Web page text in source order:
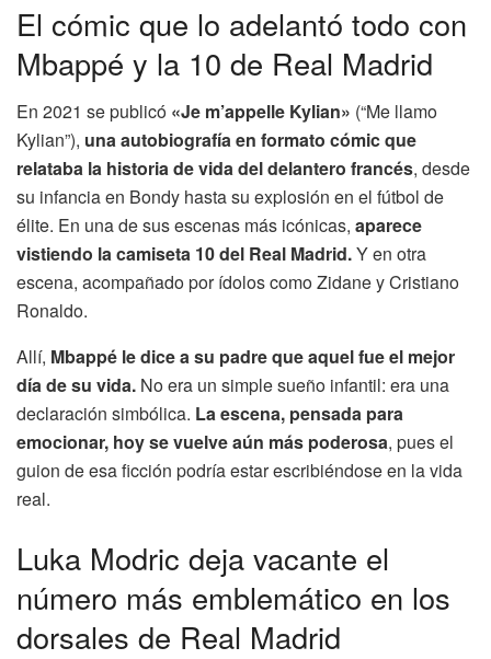
El cómic que lo adelantó todo con
Mbappé y la 10 de Real Madrid
En 2021 se publicó «Je m’appelle Kylian» (“Me llamo
Kylian”), una autobiografía en formato cómic que
relataba la historia de vida del delantero francés, desde
su infancia en Bondy hasta su explosión en el fútbol de
élite. En una de sus escenas más icónicas, aparece
vistiendo la camiseta 10 del Real Madrid.Y en otra
escena, acompañado por ídolos como Zidane y Cristiano
Ronaldo.
Allí, Mbappé le dice a su padre que aquel fue el mejor
día de su vida. No era un simple sueño infantil: era una
declaración simbólica. La escena, pensada para
emocionar, hoy se vuelve aún más poderosa, pues el
guion de esa ficción podría estar escribiéndose en la vida
real.
Luka Modric deja vacante el
número más emblemático en los
dorsales de Real Madrid